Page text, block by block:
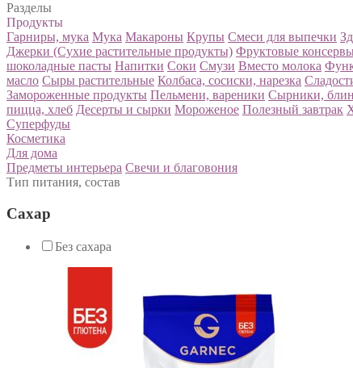
Разделы
Продукты
Гарниры, мука Мука Макароны Крупы Смеси для выпечки
Джерки (Сухие растительные продукты) Фруктовые
шоколадные пасты Напитки Соки Смузи Вместо молока
масло Сыры растительные Колбаса, сосиски, нарезка
Замороженные продукты Пельмени, вареники Сырники,
пицца, хлеб Десерты и сырки Мороженое Полезный завтрак
Суперфуды
Косметика
Для дома
Предметы интерьера Свечи и благовония
Тип питания, состав
Сахар
Без сахара